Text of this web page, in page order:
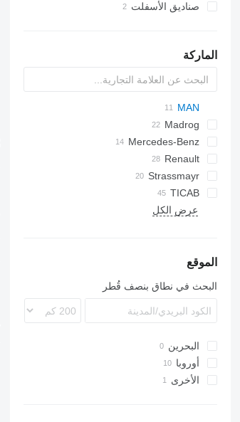
صناديق الأسفلت
الماركة
Mono
CF
LF
PL
Cargo
F-series
EuroCargo
Eurotech
Trakker
Forward
53211MAN
NL series
TGA
TGA 26
TGA 26.310
TGA 26.430
TGM
TGM 18.250
CH
Madrog
Madpatcher
Mercedes-Benz
Actros
Atego
MB
SK
330
Renault
G-series
Kerax
Manager
P-series
Strassmayr
TICAB
815
FH
TM 800 SH
عرض الكل
الموقع
البحث في نطاق بنصف قُطر
البحرين
أوروبا
هولندا
الأخرى